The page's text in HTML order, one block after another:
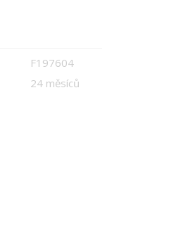
F197604
24 měsíců